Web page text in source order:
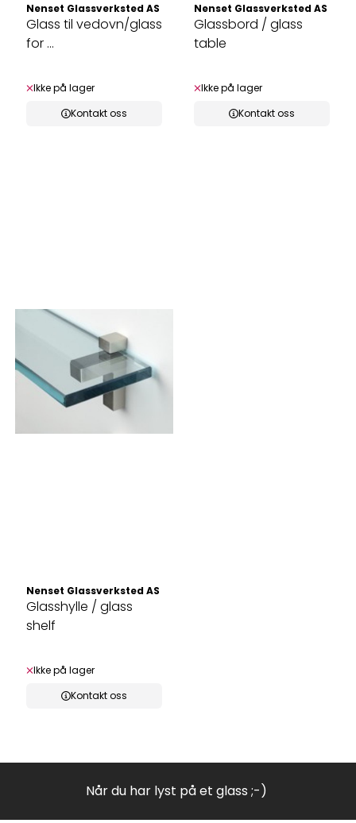
Nenset Glassverksted AS
Glass til vedovn/glass
for ...
Ikke på lager
Kontakt oss
Nenset Glassverksted AS
Glassbord / glass
table
Ikke på lager
Kontakt oss
Nenset Glassverksted AS
Glasshylle / glass
shelf
Ikke på lager
Kontakt oss
Når du har lyst på et glass ;-)